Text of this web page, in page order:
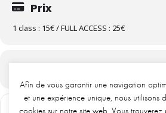
Prix
1 class : 15€ / FULL ACCESS : 25€
GOOGLE
Afin de vous garantir une navigation
et une expérience unique, nous utilisons
cookies sur notre site web. Vous trouverez